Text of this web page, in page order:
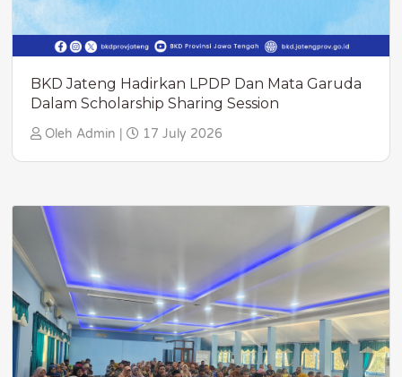
BKD Jateng Hadirkan LPDP Dan Mata Garuda
Dalam Scholarship Sharing Session
Oleh Admin | 17 July 2026